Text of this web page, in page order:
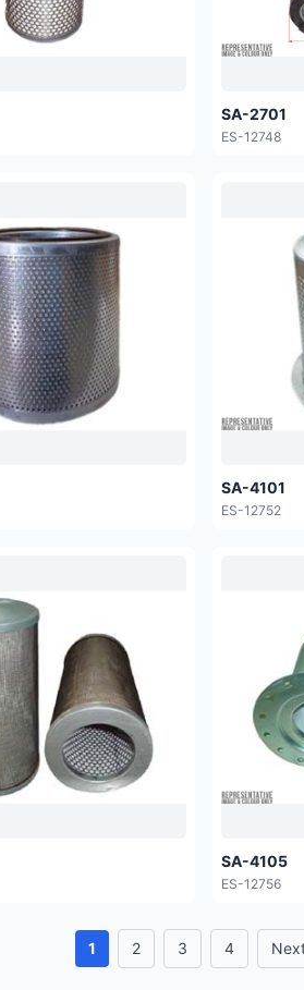
SA-2701
ES-12748
SA-4101
ES-12752
SA-4105
ES-12756
1 2 3 4